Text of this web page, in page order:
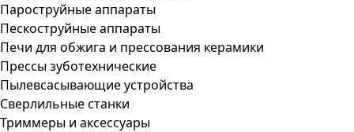
Пароструйные аппараты
Пескоструйные аппараты
Печи для обжига и прессования керамики
Прессы зуботехнические
Пылевсасывающие устройства
Сверлильные станки
Триммеры и аксессуары